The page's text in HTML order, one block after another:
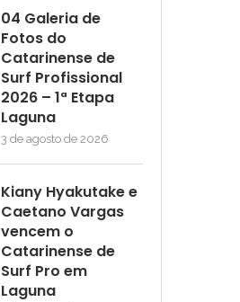
04 Galeria de
Fotos do
Catarinense de
Surf Profissional
2026 – 1ª Etapa
Laguna
3 de agosto de 2026
Kiany Hyakutake e
Caetano Vargas
vencem o
Catarinense de
Surf Pro em
Laguna